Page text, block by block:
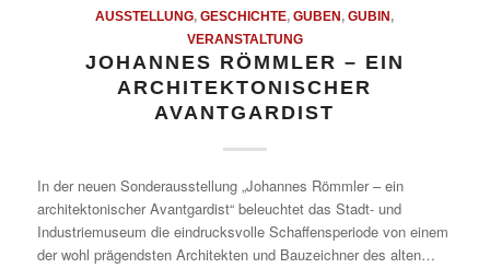
AUSSTELLUNG ,GESCHICHTE ,GUBEN ,GUBIN
VERANSTALTUNG
JOHANNES RÖMMLER – EIN
ARCHITEKTONISCHER
AVANTGARDIST
In der neuen Sonderausstellung „Johannes Römmler – ein
architektonischer Avantgardist“ beleuchtet das Stadt- und
Industriemuseum die eindrucksvolle Schaffensperiode von einem
der wohl prägendsten Architekten und Bauzeichner des alten…